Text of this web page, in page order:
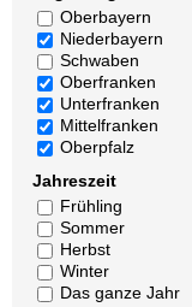
Oberbayern
Niederbayern
Schwaben
Oberfranken
Unterfranken
Mittelfranken
Oberpfalz
Jahreszeit
Frühling
Sommer
Herbst
Winter
Das ganze Jahr